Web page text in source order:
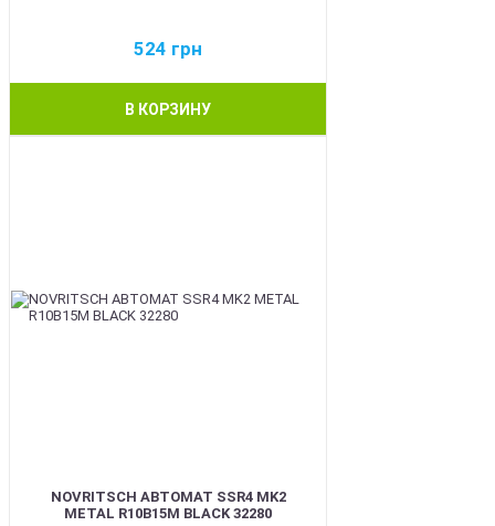
524 грн
В КОРЗИНУ
NOVRITSCH АВТОМАТ SSR4 MK2
METAL R10B15M BLACK 32280